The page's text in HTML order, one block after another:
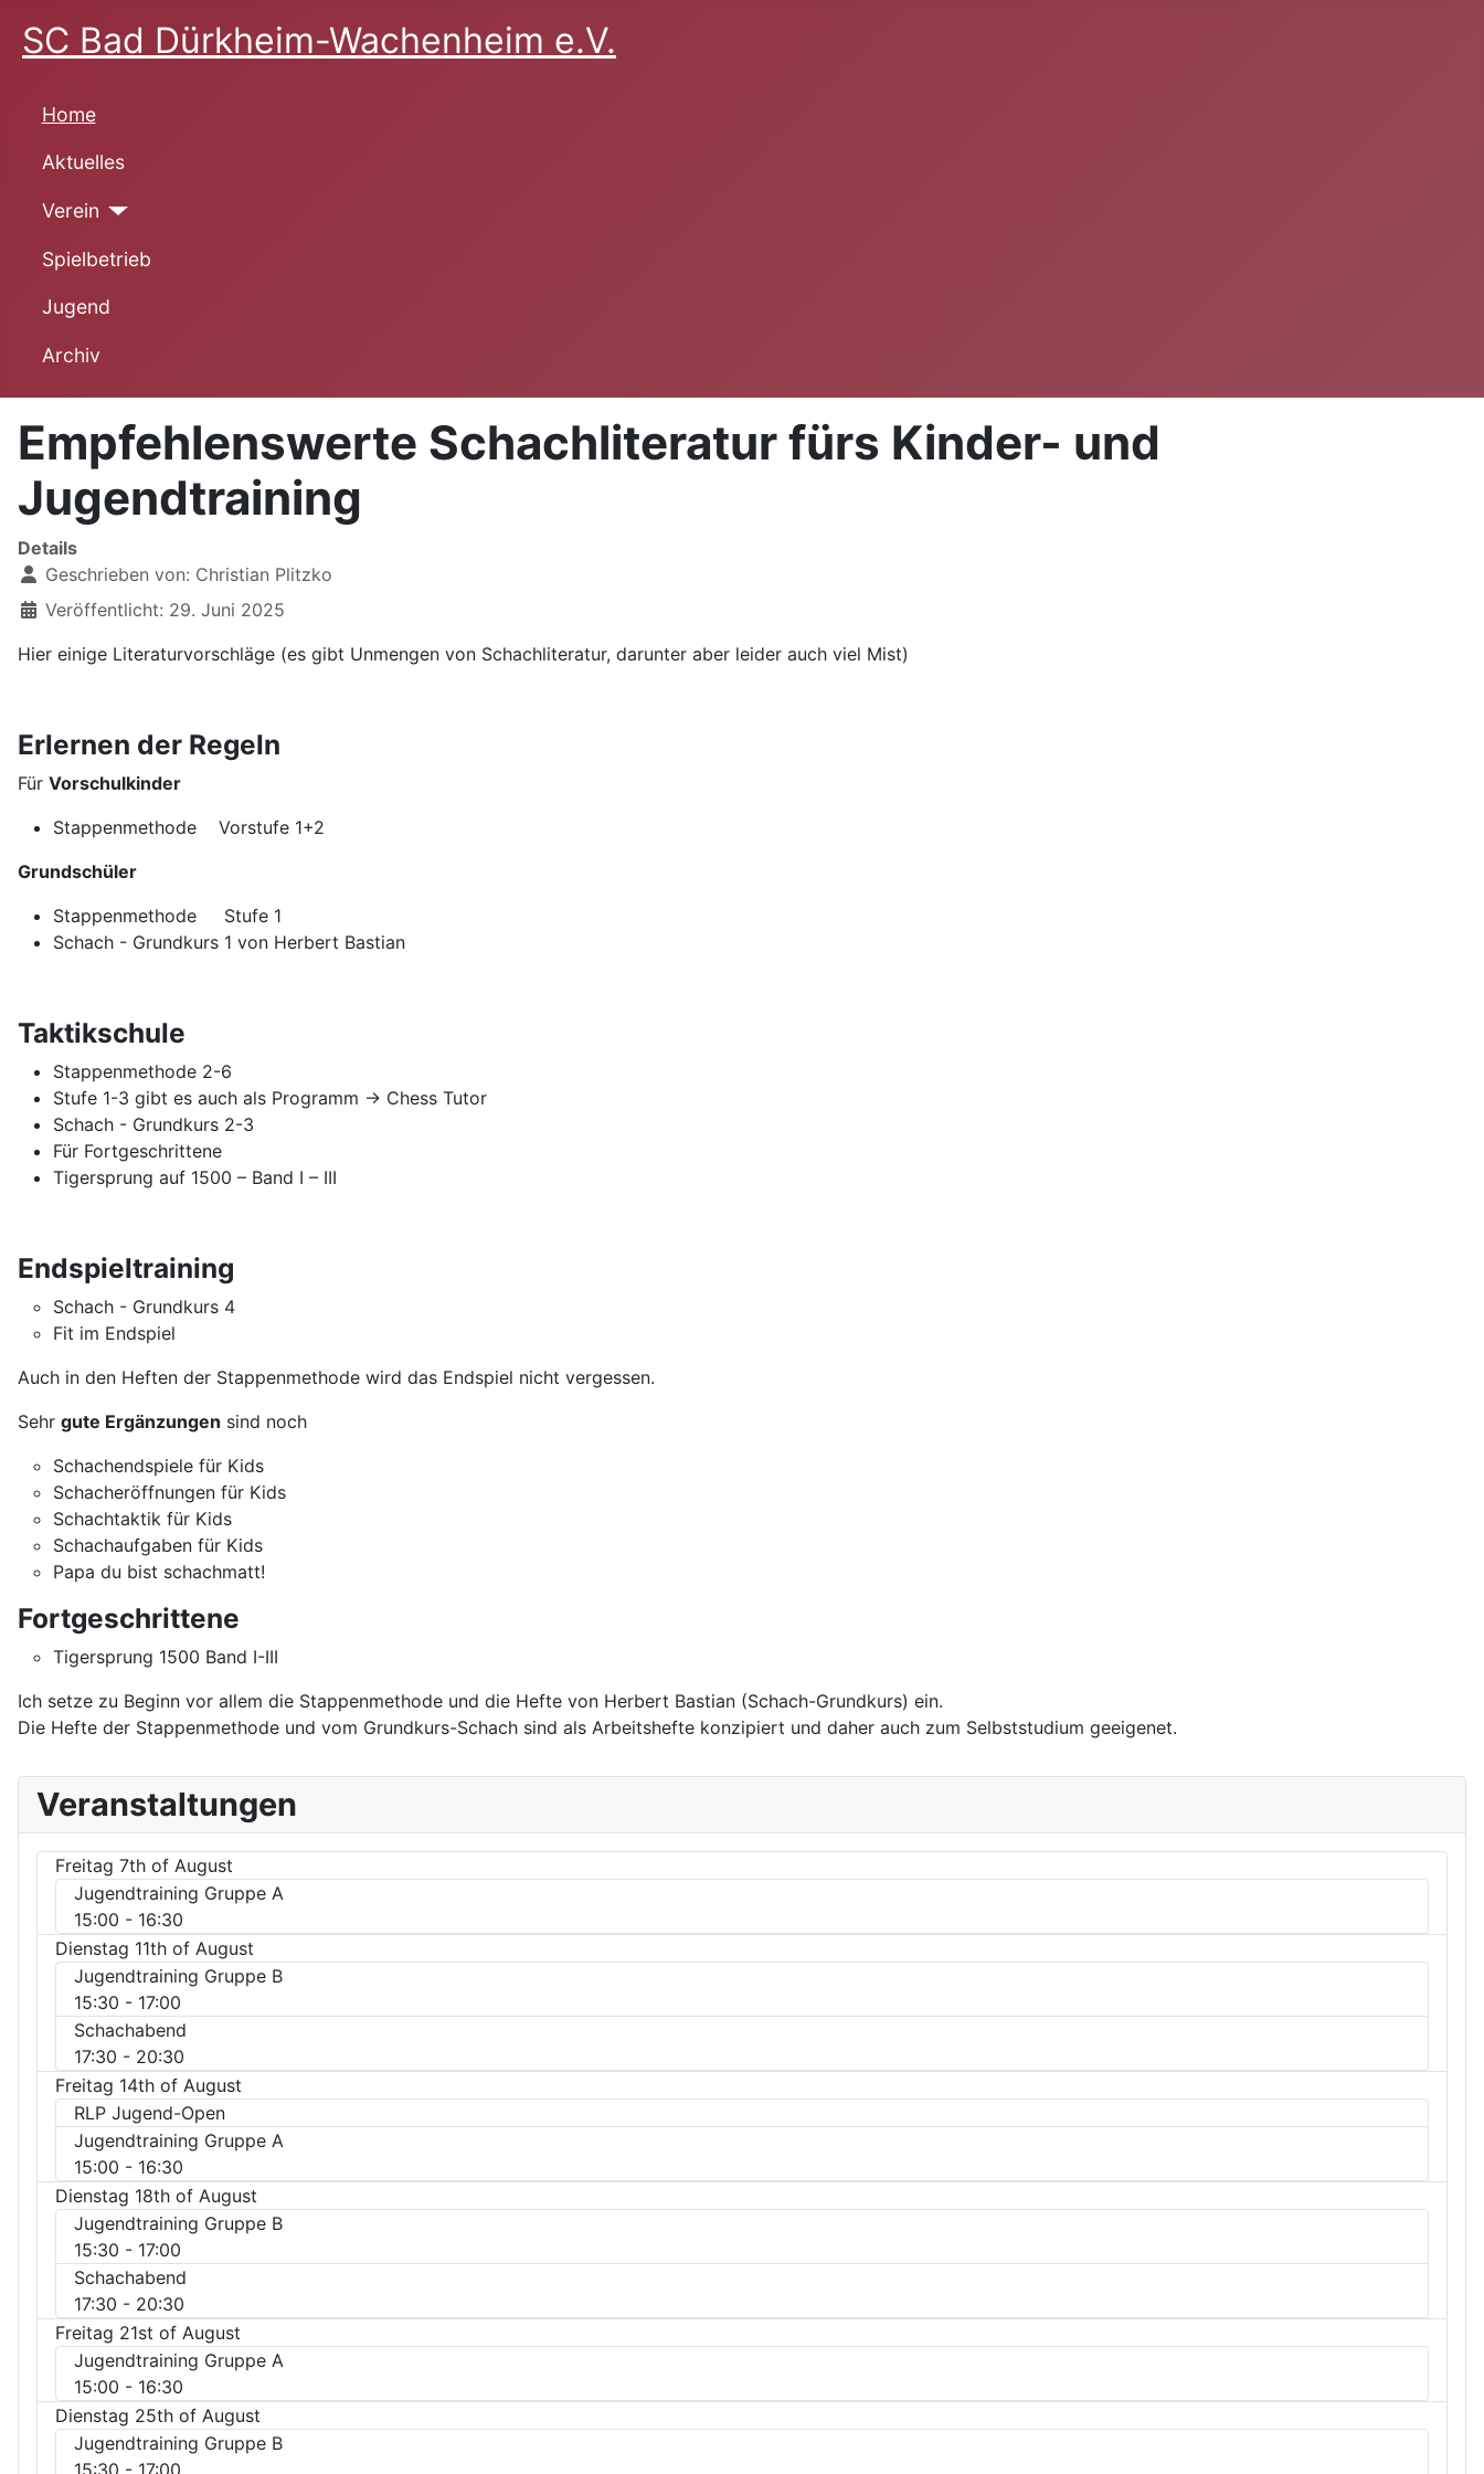
SC Bad Dürkheim-Wachenheim e.V.
Home
Aktuelles
Verein
Spielbetrieb
Jugend
Archiv
Veranstaltungen
Freitag 7th of August
Jugendtraining Gruppe A
15:00 - 16:30
Dienstag 11th of August
Jugendtraining Gruppe B
15:30 - 17:00
Schachabend
17:30 - 20:30
Freitag 14th of August
RLP Jugend-Open
Jugendtraining Gruppe A
15:00 - 16:30
Dienstag 18th of August
Jugendtraining Gruppe B
15:30 - 17:00
Schachabend
17:30 - 20:30
Freitag 21st of August
Jugendtraining Gruppe A
15:00 - 16:30
Dienstag 25th of August
Jugendtraining Gruppe B
15:30 - 17:00
Empfehlenswerte Schachliteratur fürs Kinder- und
Jugendtraining
Details
Geschrieben von: Christian Plitzko
Veröffentlicht: 29. Juni 2025
Hier einige Literaturvorschläge (es gibt Unmengen von Schachliteratur, darunter aber leider auch viel Mist)
Erlernen der Regeln
Für Vorschulkinder
Stappenmethode Vorstufe 1+2
Grundschüler
Stappenmethode Stufe 1
Schach - Grundkurs 1 von Herbert Bastian
Taktikschule
Stappenmethode 2-6
Stufe 1-3 gibt es auch als Programm -> Chess Tutor
Schach - Grundkurs 2-3
Für Fortgeschrittene
Tigersprung auf 1500 – Band I – III
Endspieltraining
Schach - Grundkurs 4
Fit im Endspiel
Auch in den Heften der Stappenmethode wird das Endspiel nicht vergessen.
Sehr gute Ergänzungen sind noch
Schachendspiele für Kids
Schacheröffnungen für Kids
Schachtaktik für Kids
Schachaufgaben für Kids
Papa du bist schachmatt!
Fortgeschrittene
Tigersprung 1500 Band I-III
Ich setze zu Beginn vor allem die Stappenmethode und die Hefte von Herbert Bastian (Schach-Grundkurs) ein.
Die Hefte der Stappenmethode und vom Grundkurs-Schach sind als Arbeitshefte konzipiert und daher auch zum Selbststudium geeigenet.